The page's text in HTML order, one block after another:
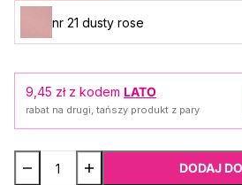
nr 21 dusty rose
9,45 zł z kodem LATO
rabat na drugi, tańszy produkt z pary
DODAJ